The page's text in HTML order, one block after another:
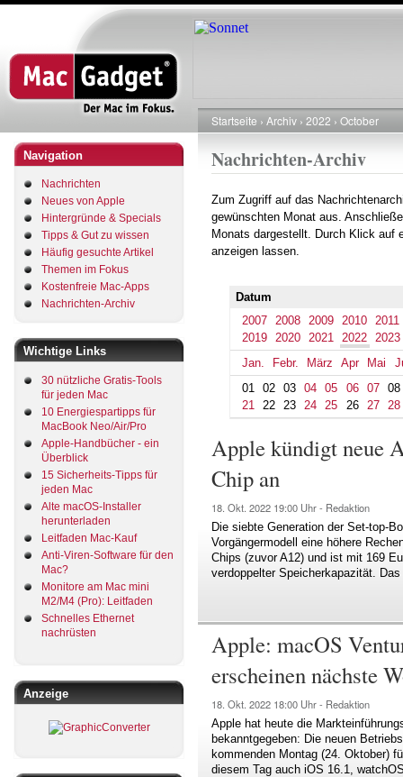
Direkt
zum
Navigation
Nachrichten
Neues von Apple
Hintergründe & Specials
Tipps & Gut zu wissen
Häufig gesuchte Artikel
Themen im Fokus
Kostenfreie Mac-Apps
Nachrichten-Archiv
Wichtige Links
30 nützliche Gratis-Tools
für jeden Mac
10 Energiespartipps für
MacBook Neo/Air/Pro
Apple-Handbücher - ein
Überblick
15 Sicherheits-Tipps für
jeden Mac
Alte macOS-Installer
herunterladen
Leitfaden Mac-Kauf
Anti-Viren-Software für den
Mac?
Monitore am Mac mini
M2/M4 (Pro): Leitfaden
Schnelles Ethernet
nachrüsten
Anzeige
Pfadnavigation
Startseite Archiv 2022 October
Nachrichten-Archiv
Zum Zugriff auf das
gewünschten Monat aus.
Monats dargestellt. Durch Klick auf
anzeigen lassen.
Datum
2007
2008 2009 2010
2011
2019
2020 2021 2022
2023
Jan.
Febr. März Apr Mai
01
02 03 04 05 06 07
08
21
22 23 24 25 26 27 28
Apple kündigt neue
Chip an
18. Okt. 2022 19:00 Uhr - Redaktion
Die siebte Generation der Set-top-
Vorgängermodell eine höhere
Chips (zuvor A12) und ist mit 169
verdoppelter Speicherkapazität.
Apple: macOS
erscheinen nächste
18. Okt. 2022 18:00 Uhr - Redaktion
Apple hat heute die
bekanntgegeben: Die neuen
kommenden Montag (24. Oktober)
diesem Tag auch iOS 16.1,